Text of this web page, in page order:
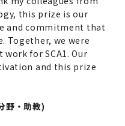
性ガイドライン
ト）
情報検索室
this prize is our
and commitment that
Together, we were
for SCA1. Our
and this prize
野・助教)